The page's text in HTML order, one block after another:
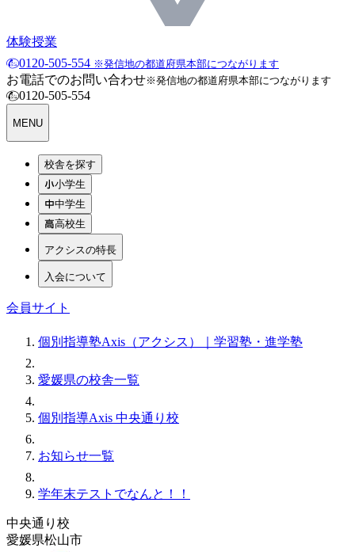
体験授業
0120-505-554 ※発信地の都道府県本部につながります
お電話でのお問い合わせ※発信地の都道府県本部につながります
0120-505-554
MENU
校舎を探す
小学生
中学生
高校生
アクシスの特長
入会について
会員サイト
個別指導塾Axis（アクシス）｜学習塾・進学塾
愛媛県の校舎一覧
個別指導Axis 中央通り校
お知らせ一覧
学年末テストでなんと！！
中央通り校
愛媛県松山市